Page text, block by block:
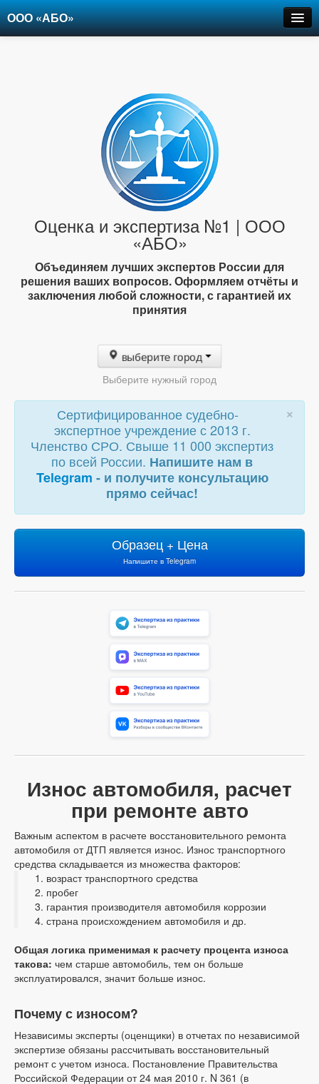
ООО «АБО»
Оценка и экспертиза №1 | ООО
«АБО»
Объединяем лучших экспертов России для
решения ваших вопросов. Оформляем отчёты и
заключения любой сложности, с гарантией их
принятия
выберите город
Выберите нужный город
×
Сертифицированное судебно-
экспертное учреждение с 2013 г.
Членство СРО. Свыше 11 000 экспертиз
по всей России. Напишите нам в
Telegram - и получите консультацию
прямо сейчас!
Образец + Цена
Напишите в Telegram
Износ автомобиля, расчет
при ремонте авто
Важным аспектом в расчете восстановительного ремонта
автомобиля от ДТП является износ. Износ транспортного
средства складывается из множества факторов:
возраст транспортного средства
пробег
гарантия производителя автомобиля коррозии
страна происхождением автомобиля и др.
Общая логика применимая к расчету процента износа
такова: чем старше автомобиль, тем он больше
эксплуатировался, значит больше износ.
Почему с износом?
Независимы эксперты (оценщики) в отчетах по независимой
экспертизе обязаны рассчитывать восстановительный
ремонт с учетом износа. Постановление Правительства
Российской Федерации от 24 мая 2010 г. N 361 (в